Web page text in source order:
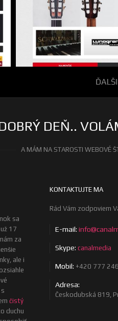
DEŇ..
A MÁM NA STAROSTI WEBOVÉ
sa
17
za
ale i
čistý
duchu
KONTAKTUJTE MA
Rád Vám zodpoviem
E-mail:
Skype: canalmedia
Mobil: +420 777
Adresa:
Českodubská 819,